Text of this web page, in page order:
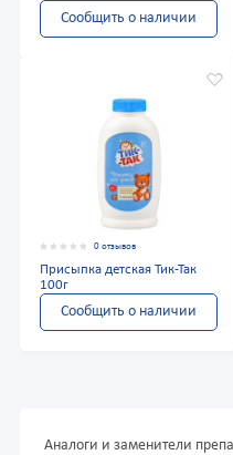
Сообщить о наличии
0 отзывов
Присыпка детская Тик-Так
100г
Сообщить о наличии
Аналоги и заменители